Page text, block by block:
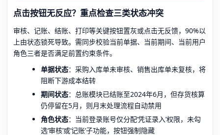
点击按钮无反应？重点检查三类状态冲突
审核、记账、结账、打印等关键按钮置灰或点击无反馈，90%以
上由状态锁死导致。需同步校验当前单据、当前期间、当前用户
角色三者是否满足前置约束条件。
单据状态：采购入库单未审核、销售出库单未复核，将
阻断下游成本结转
期间状态：总账模块已结账至2024年6月，但存货核算
仍停留在5月，则月末处理流程自动禁用
角色状态：当前登录账号仅分配‘凭证录入’权限，未勾
选‘审核’或‘记账’子功能，按钮强制隐藏